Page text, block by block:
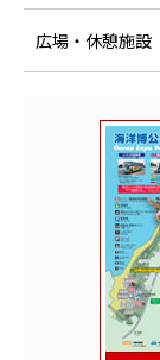
広場・休憩施設